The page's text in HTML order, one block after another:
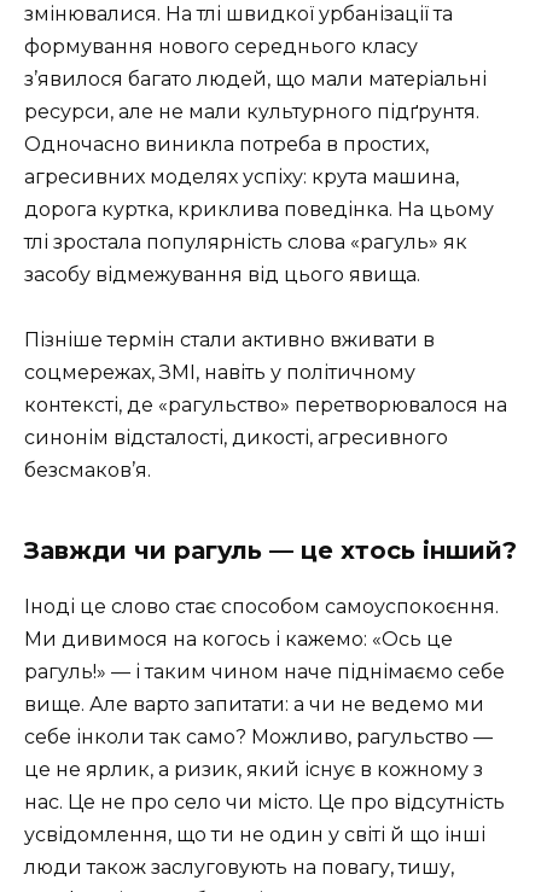
змінювалися. На тлі швидкої урбанізації та
формування нового середнього класу
з’явилося багато людей, що мали матеріальні
ресурси, але не мали культурного підґрунтя.
Одночасно виникла потреба в простих,
агресивних моделях успіху: крута машина,
дорога куртка, криклива поведінка. На цьому
тлі зростала популярність слова «рагуль» як
засобу відмежування від цього явища.
Пізніше термін стали активно вживати в
соцмережах, ЗМІ, навіть у політичному
контексті, де «рагульство» перетворювалося на
синонім відсталості, дикості, агресивного
безсмаков’я.
Завжди чи рагуль — це хтось інший?
Іноді це слово стає способом самоуспокоєння.
Ми дивимося на когось і кажемо: «Ось це
рагуль!» — і таким чином наче піднімаємо себе
вище. Але варто запитати: а чи не ведемо ми
себе інколи так само? Можливо, рагульство —
це не ярлик, а ризик, який існує в кожному з
нас. Це не про село чи місто. Це про відсутність
усвідомлення, що ти не один у світі й що інші
люди також заслуговують на повагу, тишу,